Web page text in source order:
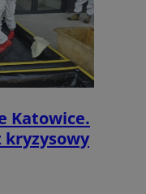
Katowice.
kryzysowy